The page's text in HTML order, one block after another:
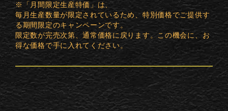
※「月間限定生産特価」は、
毎月生産数量が限定されているため、特別価格でご提供す
る期間限定のキャンペーンです。
限定数が完売次第、通常価格に戻ります。この機会に、お
得な価格で手に入れてください。